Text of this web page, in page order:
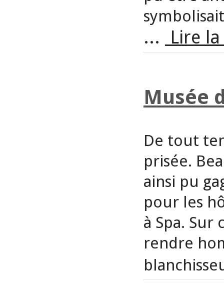
... Lire
Musée
De tout
prisée.
ainsi pu
pour les
à Spa.
rendre